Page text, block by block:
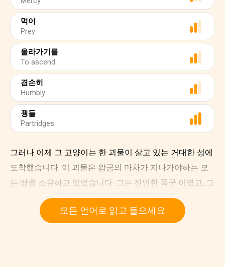
먹이
Prey
올라가기를
To ascend
겸손히
Humbly
꿩들
Partridges
그러나 이제 그 고양이는 한 괴물이 살고 있는 거대한 성에
도착했습니다. 이 괴물은 왕궁의 마차가 지나가야하는 모
든 땅을 소유하고 있었습니다. 그는 잔인한 폭군 이였고, 그
의 땅에 거주하는 사람들과 하인들은 끔찍하게 그를 두려
워했습니다. 그것은 그들이 무엇이든 고양이에게 말하게
모든 언어로 읽고 들으세요